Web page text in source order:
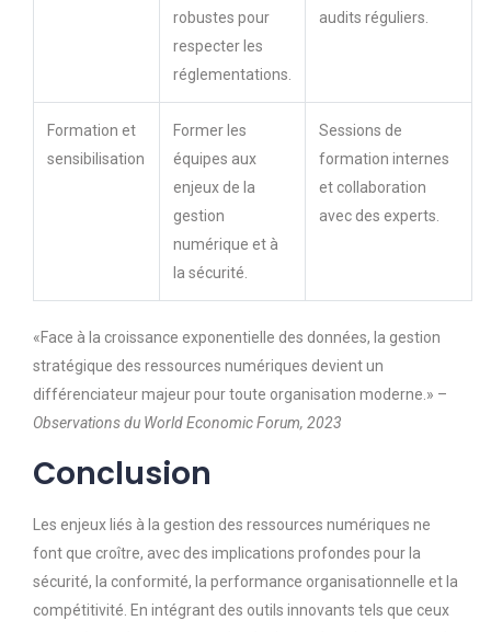
robustes pour
respecter les
réglementations.
audits réguliers.
Formation et
sensibilisation
Former les
équipes aux
enjeux de la
gestion
numérique et à
la sécurité.
Sessions de
formation internes
et collaboration
avec des experts.
«Face à la croissance exponentielle des données, la gestion
stratégique des ressources numériques devient un
différenciateur majeur pour toute organisation moderne.» –
Observations du World Economic Forum, 2023
Conclusion
Les enjeux liés à la gestion des ressources numériques ne
font que croître, avec des implications profondes pour la
sécurité, la conformité, la performance organisationnelle et la
compétitivité. En intégrant des outils innovants tels que ceux